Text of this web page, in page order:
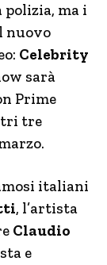
polizia, ma i
nuovo
Celebrity
sarà
Prime
tre
italiani
, l’artista
Claudio
e